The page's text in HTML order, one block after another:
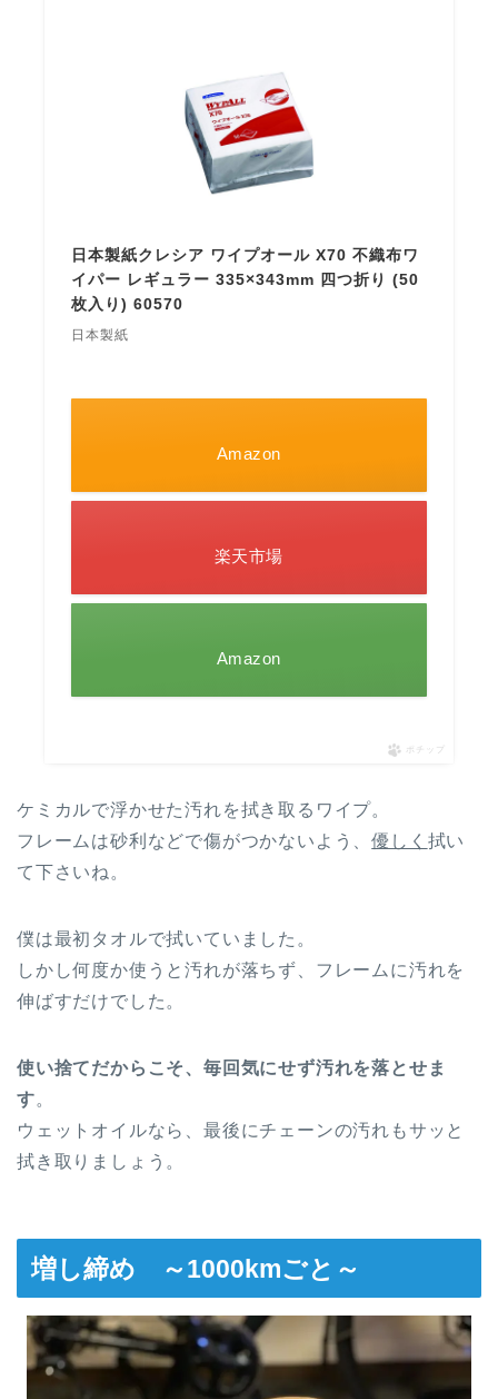
日本製紙クレシア ワイプオール X70 不織布ワ
イパー レギュラー 335×343mm 四つ折り (50
枚入り) 60570
日本製紙
Amazon
楽天市場
Amazon
ポチップ
ケミカルで浮かせた汚れを拭き取るワイプ。
フレームは砂利などで傷がつかないよう、優しく 拭い
て下さいね。
僕は最初タオルで拭いていました。
しかし何度か使うと汚れが落ちず、フレームに汚れを
伸ばすだけでした。
使い捨てだからこそ、毎回気にせず汚れを落とせま
す。
ウェットオイルなら、最後にチェーンの汚れもサッと
拭き取りましょう。
増し締め ～1000kmごと～